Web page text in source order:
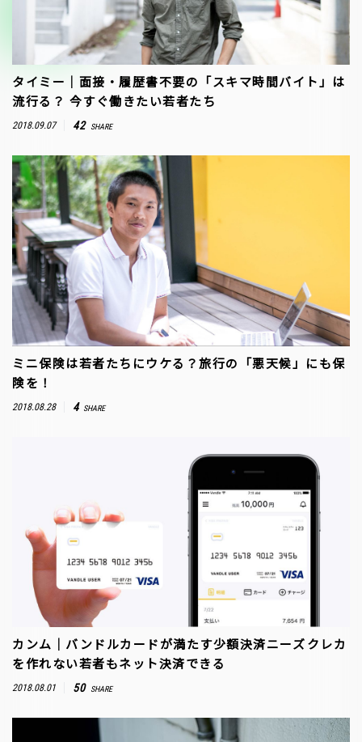
タイミー｜面接・履歴書不要の「スキマ時間バイト」は
流行る？ 今すぐ働きたい若者たち
2018.09.07 42 SHARE
ミニ保険は若者たちにウケる？旅行の「悪天候」にも保
険を！
2018.08.28 4 SHARE
カンム｜バンドルカードが満たす少額決済ニーズ――クレカ
を作れない若者もネット決済できる
2018.08.01 50 SHARE